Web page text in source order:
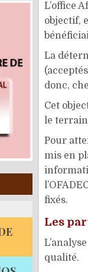
L’office
objectif,
La
donc,
Cet
le
Pour
mis en
fixés.
Les
qualité.